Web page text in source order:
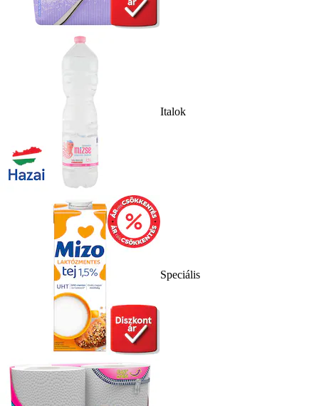
Italok
Speciális